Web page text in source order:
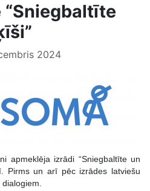
2024
apmeklēja izrādi “Sniegbaltīte un
Pirms un arī pēc izrādes latviešu